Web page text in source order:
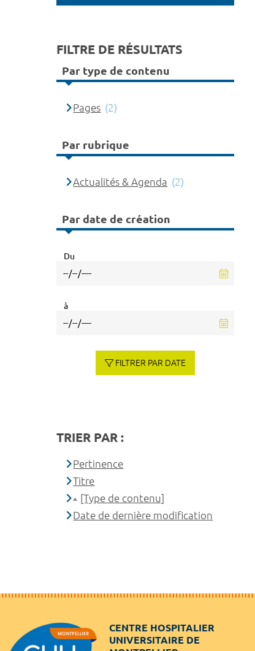
FILTRE DE RÉSULTATS
Par type de contenu
Pages (2)
Par rubrique
Actualités & Agenda (2)
Par date de création
Du
à
FILTRER PAR DATE
TRIER PAR :
Pertinence
Titre
[Type de contenu]
Date de dernière modification
CENTRE HOSPITALIER
UNIVERSITAIRE DE